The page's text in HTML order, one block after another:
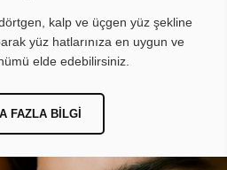
kalp ve üçgen yüz şekline
yüz hatlarınıza en uygun ve
elde edebilirsiniz.
FAZLA BILGI